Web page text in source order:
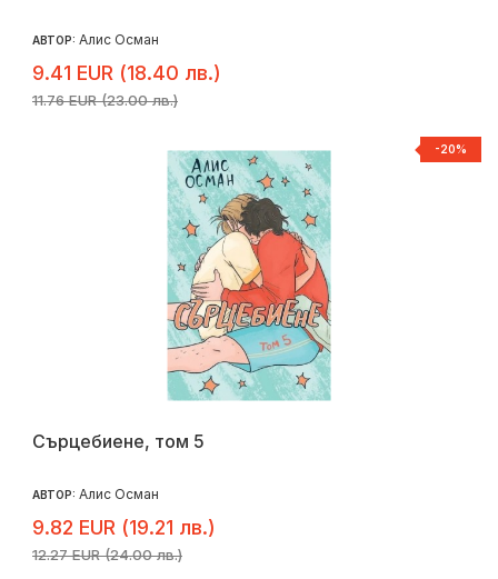
АВТОР: Алис Осман
9.41 EUR (18.40 лв.)
11.76 EUR (23.00 лв.)
-20%
Сърцебиене, том 5
АВТОР: Алис Осман
9.82 EUR (19.21 лв.)
12.27 EUR (24.00 лв.)